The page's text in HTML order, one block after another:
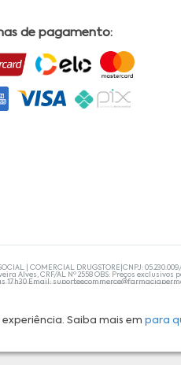
Saiba mais empara
de pagamento:
| COMERCIAL DRUGSTORE|CNPJ:
Alves, CRF/AL Nº 2558 OBS: Preços
17h30 Email:
as orientações de um profissional da área
persistirem, um médico deve ser
compras com tranquilidade. A privacidade e
disponibilidade de produto em nosso estoque.